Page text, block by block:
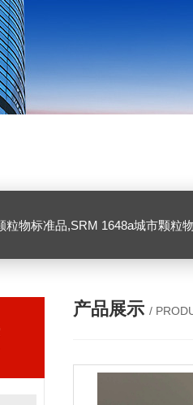
标准品,SRM 1648a城市颗粒物,SRM 1649B
产品展示 /